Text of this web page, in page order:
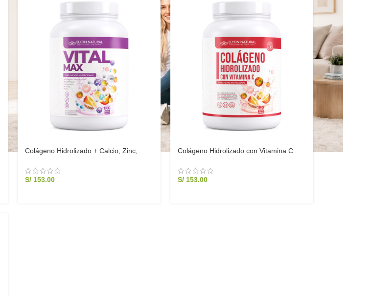
Colágeno Hidrolizado + Calcio, Zinc,
Articulaciones y Piel | Elyon Natural
S/153.00
Colágeno Hidrolizado con Vitamina C
S/153.00